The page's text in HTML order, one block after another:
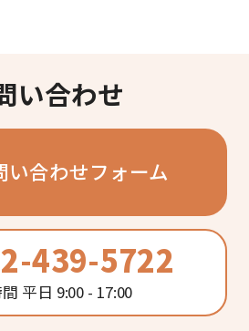
い合わせ
い合わせフォーム
439-5722
平日 9:00 - 17:00